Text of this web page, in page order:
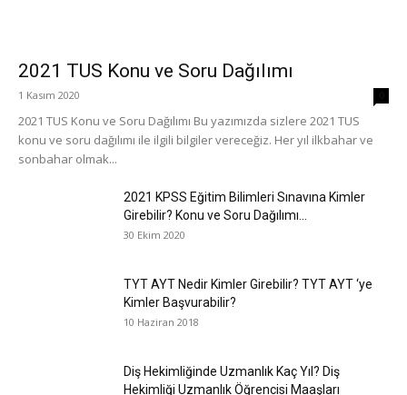
2021 TUS Konu ve Soru Dağılımı
1 Kasım 2020
2021 TUS Konu ve Soru Dağılımı Bu yazımızda sizlere 2021 TUS
konu ve soru dağılımı ile ilgili bilgiler vereceğiz. Her yıl ilkbahar ve
sonbahar olmak...
2021 KPSS Eğitim Bilimleri Sınavına Kimler
Girebilir? Konu ve Soru Dağılımı...
30 Ekim 2020
TYT AYT Nedir Kimler Girebilir? TYT AYT ‘ye
Kimler Başvurabilir?
10 Haziran 2018
Diş Hekimliğinde Uzmanlık Kaç Yıl? Diş
Hekimliği Uzmanlık Öğrencisi Maaşları